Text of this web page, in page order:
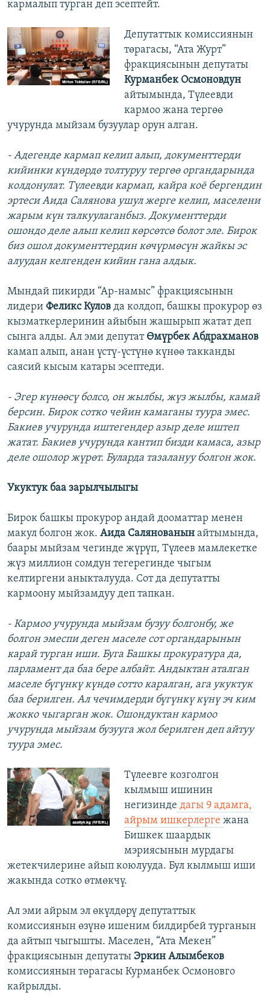
кармалып турган деп эсептейт.
Депутаттык комиссиянын
төрагасы, “Ата Журт”
фракциясынын депутаты
Курманбек Осмоновдун
айтымында, Түлеевди
кармоо жана тергөө
учурунда мыйзам бузуулар орун алган.
- Адегенде кармап келип алып, документтерди
кийинки күндөрдө толтуруу тергөө органдарында
колдонулат. Түлеевди кармап, кайра коё бергендин
эртеси Аида Салянова ушул жерге келип, маселени
жарым күн талкуулаганбыз. Документтерди
ошондо деле алып келип көрсөтсө болот эле. Бирок
биз ошол документтердин көчүрмөсүн жайкы эс
алуудан келгенден кийин гана алдык.
Мындай пикирди “Ар-намыс” фракциясынын
лидери Феликс Кулов да колдоп, башкы прокурор өз
кызматкерлеринин айыбын жашырып жатат деп
сынга алды. Ал эми депутатӨмүрбек Абдрахманов
камап алып, анан үстү-үстүнө күнөө такканды
саясий кысым катары эсептеди.
- Эгер күнөөсү болсо, он жылбы, жүз жылбы, камай
берсин. Бирок сотко чейин камаганы туура эмес.
Бакиев учурунда иштегендер азыр деле иштеп
жатат. Бакиев учурунда кантип бизди камаса, азыр
деле ошолор жүрөт. Буларда тазалануу болгон жок.
Укуктук баа зарылчылыгы
Бирок башкы прокурор андай дооматтар менен
макул болгон жок. Аида Салянованын айтымында,
баары мыйзам чегинде жүрүп, Түлеев мамлекетке
жүз миллион сомдун тегерегинде чыгым
келтиргени аныкталууда. Сот да депутатты
кармоону мыйзамдуу деп тапкан.
- Кармоо учурунда мыйзам бузуу болгонбу, же
болгон эмеспи деген маселе сот органдарынын
карай турган иши. Буга Башкы прокуратура да,
парламент да баа бере албайт. Андыктан аталган
маселе бүгүнкү күндө сотто каралган, ага укуктук
баа берилген. Ал чечимдерди бүгүнкү күнү эч ким
жокко чыгарган жок. Ошондуктан кармоо
учурунда мыйзам бузууга жол берилген деп айтуу
туура эмес.
Түлеевге козголгон
кылмыш ишинин
негизинде дагы 9 адамга,
айрым ишкерлерге жана
Бишкек шаардык
мэриясынын мурдагы
жетекчилерине айып коюлууда. Бул кылмыш иши
жакында сотко өтмөкчү.
Ал эми айрым эл өкүлдөрү депутаттык
комиссиянын өзүнө ишеним билдирбей турганын
да айтып чыгышты. Маселен, “Ата Мекен”
фракциясынын депутаты Эркин Алымбеков
комиссиянын төрагасы Курманбек Осмоновго
кайрылды.